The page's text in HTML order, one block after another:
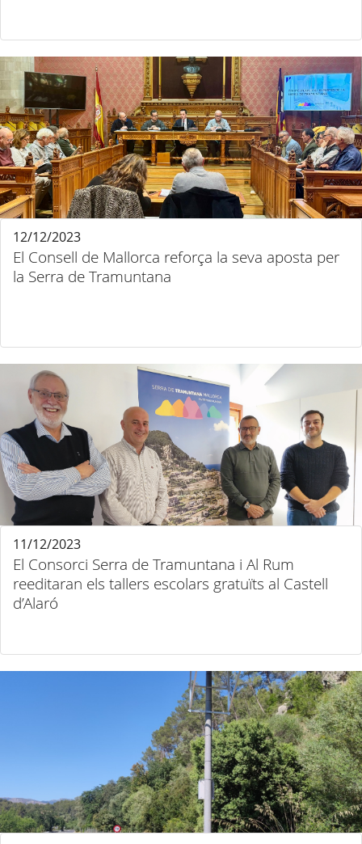
El Consell de Mallorca reforça la seva aposta per
la Serra de Tramuntana
12/12/2023
El Consorci Serra de Tramuntana i Al Rum
reeditaran els tallers escolars gratuïts al Castell
d’Alaró
11/12/2023